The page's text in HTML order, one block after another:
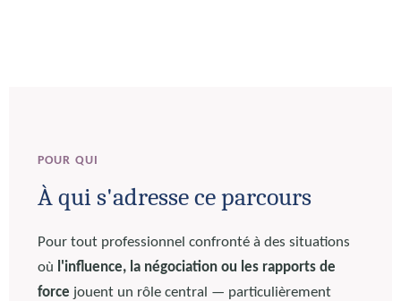
POUR QUI
À qui s'adresse ce parcours
Pour tout professionnel confronté à des situations
où l'influence, la négociation ou les rapports de
force jouent un rôle central — particulièrement